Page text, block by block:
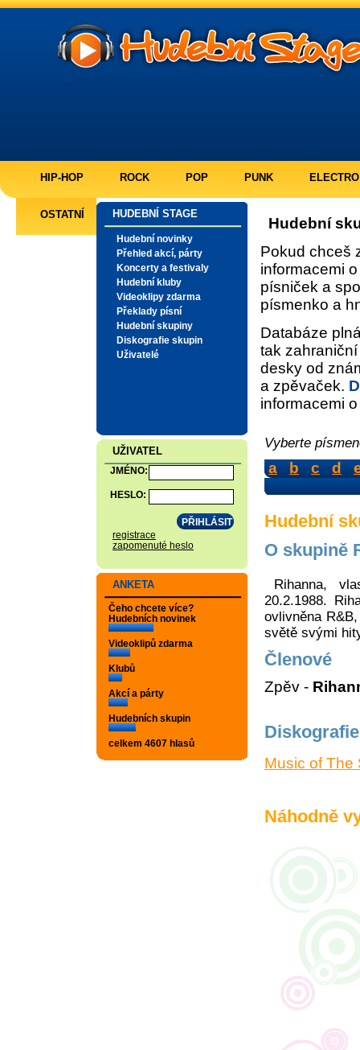
HIP-HOP ROCK POP PUNK ELECTRO
OSTATNÍ HUDEBNÍ STAGE
Hudební novinky
Přehled akcí, párty
Koncerty a festivaly
Hudební kluby
Videoklipy zdarma
Překlady písní
Hudební skupiny
Diskografie skupin
Uživatelé
UŽIVATEL
JMÉNO:
HESLO:
registrace
zapomenuté heslo
ANKETA
Čeho chcete více?
Hudebních novinek
Videoklipů zdarma
Klubů
Akcí a párty
Hudebních skupin
celkem 4607 hlasů
Hudební
Pokud chceš
informacemi
písniček a
písmenko a
Databáze
tak
desky od
a zpěvaček.
informacemi
Vyberte
a b c d
Hudební
O skupině
Rihanna,
20.2.1988.
ovlivněna
světě svými
Členové
Zpěv -
Diskografie
Music of The
Náhodně